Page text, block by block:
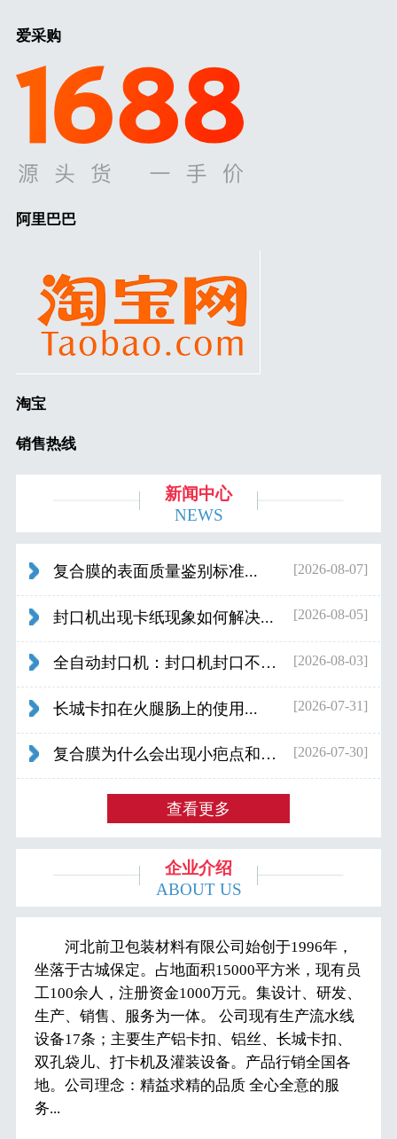
爱采购
阿里巴巴
淘宝
销售热线
新闻中心
NEWS
复合膜的表面质量鉴别标准... [2026-08-07]
封口机出现卡纸现象如何解决... [2026-08-05]
全自动封口机：封口机封口不好应检查什... [2026-08-03]
长城卡扣在火腿肠上的使用... [2026-07-31]
复合膜为什么会出现小疤点和波浪纹... [2026-07-30]
查看更多
企业介绍
ABOUT US
河北前卫包装材料有限公司始创于1996年，
坐落于古城保定。占地面积15000平方米，现有员
工100余人，注册资金1000万元。集设计、研发、
生产、销售、服务为一体。 公司现有生产流水线
设备17条；主要生产铝卡扣、铝丝、长城卡扣、
双孔袋儿、打卡机及灌装设备。产品行销全国各
地。公司理念：精益求精的品质 全心全意的服
务...